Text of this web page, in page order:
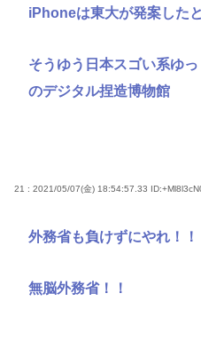
iPhoneは東大が発案した
そうゆう日本スゴい系ゆ
のデジタル捏造博物館
21 : 2021/05/07(金) 18:54:57.33
外務省も負けずにやれ！！
無脳外務省！！